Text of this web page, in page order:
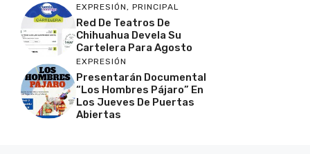
EXPRESIÓN , PRINCIPAL
Red De Teatros De
Chihuahua Devela Su
Cartelera Para Agosto
EXPRESIÓN
Presentarán Documental
“Los Hombres Pájaro” En
Los Jueves De Puertas
Abiertas